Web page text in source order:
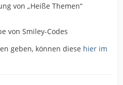
von „Heiße Themen“
von Smiley-Codes
geben, können diese hier im